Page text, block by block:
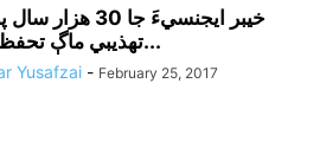
خيبر ايجنسيءَ جا 30 هزار
تهذيبي ماڳ تحفظ جا...
Yusafzai - February 25, 2017